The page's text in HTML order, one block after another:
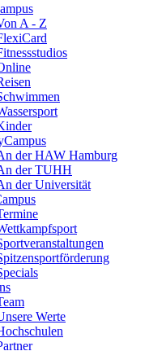
A - Z
der HAW Hamburg
der TUHH
der Universität
Werte